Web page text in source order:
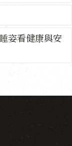
姿看健康與安